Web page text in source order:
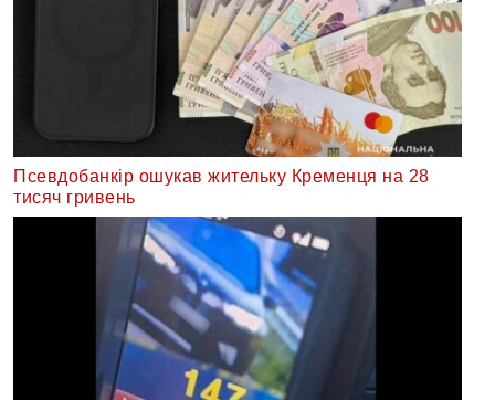
Псевдобанкір ошукав жительку Кременця на 28
тисяч гривень